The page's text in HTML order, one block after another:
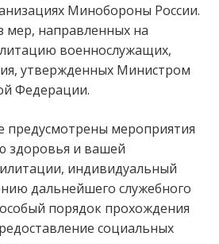
Минобороны России.
мер, направленных на
военнослужащих,
утвержденных Министром
Федерации.
предусмотрены мероприятия
здоровья и вашей
индивидуальный
дальнейшего служебного
порядок прохождения
социальных